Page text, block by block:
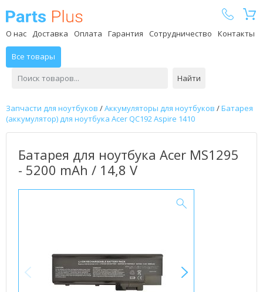
О нас Доставка Оплата Гарантия Сотрудничество Контакты
Все товары
Найти
Запчасти для ноутбуков /Аккумуляторы для ноутбуков /Батарея
(аккумулятор) для ноутбука Acer QC192 Aspire 1410
Батарея для ноутбука Acer MS1295
- 5200 mAh / 14,8 V